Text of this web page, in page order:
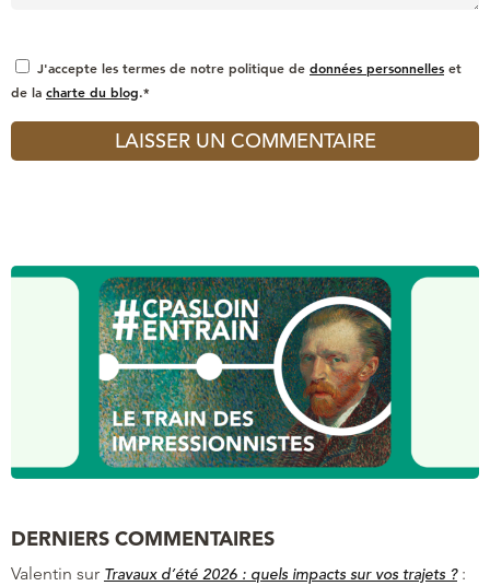
J'accepte les termes de notre politique de données personnelles et
de la charte du blog.*
DERNIERS COMMENTAIRES
Valentin sur Travaux d’été 2026 : quels impacts sur vos trajets ?: